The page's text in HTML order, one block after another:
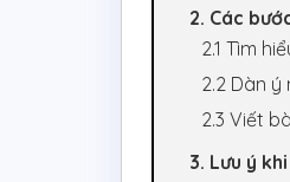
2. Các
2.1 Tìm
2.2 Dàn
2.3 Viết
3. Lưu ý